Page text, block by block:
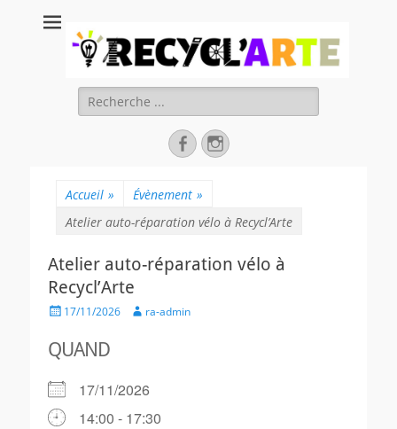
Recycl'Arte, faire
soi-même et
réduire les
déchets
Rechercher :
FacebookInstagram
Accueil » Évènement »
Atelier auto-réparation vélo à Recycl’Arte
Atelier auto-réparation vélo à
Recycl’Arte
Posted17/11/2026 Authorra-admin
QUAND
17/11/2026
14:00 - 17:30